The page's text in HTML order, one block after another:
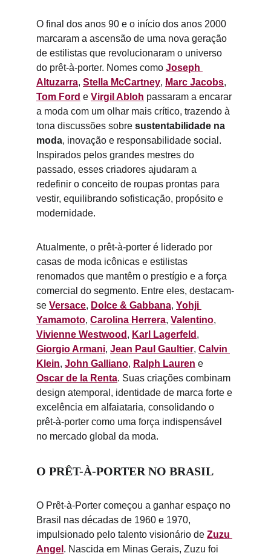
O final dos anos 90 e o início dos anos 2000
marcaram a ascensão de uma nova geração
de estilistas que revolucionaram o universo
do prêt-à-porter. Nomes como Joseph
Altuzarra, Stella McCartney, Marc Jacobs,
Tom Ford e Virgil Abloh passaram a encarar
a moda com um olhar mais crítico, trazendo à
tona discussões sobre sustentabilidade na
moda, inovação e responsabilidade social.
Inspirados pelos grandes mestres do
passado, esses criadores ajudaram a
redefinir o conceito de roupas prontas para
vestir, equilibrando sofisticação, propósito e
modernidade.
Atualmente, o prêt-à-porter é liderado por
casas de moda icônicas e estilistas
renomados que mantêm o prestígio e a força
comercial do segmento. Entre eles, destacam-
se Versace, Dolce & Gabbana, Yohji
Yamamoto, Carolina Herrera, Valentino,
Vivienne Westwood , Karl Lagerfeld ,
Giorgio Armani, Jean Paul Gaultier, Calvin
Klein, John Galliano, Ralph Lauren e
Oscar de la Renta. Suas criações combinam
design atemporal, identidade de marca forte e
excelência em alfaiataria, consolidando o
prêt-à-porter como uma força indispensável
no mercado global da moda.
O PRÊT-À-PORTER NO BRASIL
O Prêt-à-Porter começou a ganhar espaço no
Brasil nas décadas de 1960 e 1970,
impulsionado pelo talento visionário de Zuzu
Angel . Nascida em Minas Gerais, Zuzu foi